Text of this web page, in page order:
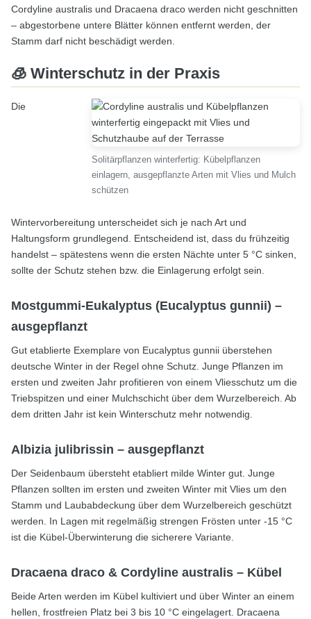
Cordyline australis und Dracaena draco werden nicht geschnitten
– abgestorbene untere Blätter können entfernt werden, der
Stamm darf nicht beschädigt werden.
🧊 Winterschutz in der Praxis
Solitärpflanzen winterfertig: Kübelpflanzen
einlagern, ausgepflanzte Arten mit Vlies und Mulch
schützen
Die
Wintervorbereitung unterscheidet sich je nach Art und
Haltungsform grundlegend. Entscheidend ist, dass du frühzeitig
handelst – spätestens wenn die ersten Nächte unter 5 °C sinken,
sollte der Schutz stehen bzw. die Einlagerung erfolgt sein.
Mostgummi-Eukalyptus (Eucalyptus gunnii) –
ausgepflanzt
Gut etablierte Exemplare von Eucalyptus gunnii überstehen
deutsche Winter in der Regel ohne Schutz. Junge Pflanzen im
ersten und zweiten Jahr profitieren von einem Vliesschutz um die
Triebspitzen und einer Mulchschicht über dem Wurzelbereich. Ab
dem dritten Jahr ist kein Winterschutz mehr notwendig.
Albizia julibrissin – ausgepflanzt
Der Seidenbaum übersteht etabliert milde Winter gut. Junge
Pflanzen sollten im ersten und zweiten Winter mit Vlies um den
Stamm und Laubabdeckung über dem Wurzelbereich geschützt
werden. In Lagen mit regelmäßig strengen Frösten unter -15 °C
ist die Kübel-Überwinterung die sicherere Variante.
Dracaena draco & Cordyline australis – Kübel
Beide Arten werden im Kübel kultiviert und über Winter an einem
hellen, frostfreien Platz bei 3 bis 10 °C eingelagert. Dracaena